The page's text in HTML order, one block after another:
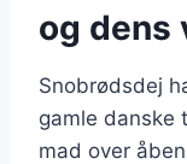
og dens
Snobrødsdej
gamle danske
mad over